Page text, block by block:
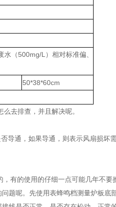
水（500mg/L ）相对标准偏、
50*38*60cm
去排查，并且解决呢。
导通，如果导通，则表示风扇损坏
有的使用的仔细一点可能几年不要
题呢。先使用表蜂鸣档测量炉板底